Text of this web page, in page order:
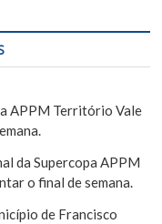
APPM Território Vale
da Supercopa APPM
o final de semana.
de Francisco